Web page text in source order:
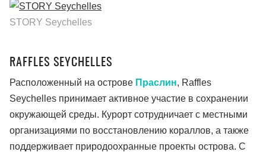
STORY Seychelles
RAFFLES SEYCHELLES
Расположенный на острове Праслин, Raffles
Seychelles принимает активное участие в сохранении
окружающей среды. Курорт сотрудничает с местными
организациями по восстановлению кораллов, а также
поддерживает природоохранные проекты острова. С